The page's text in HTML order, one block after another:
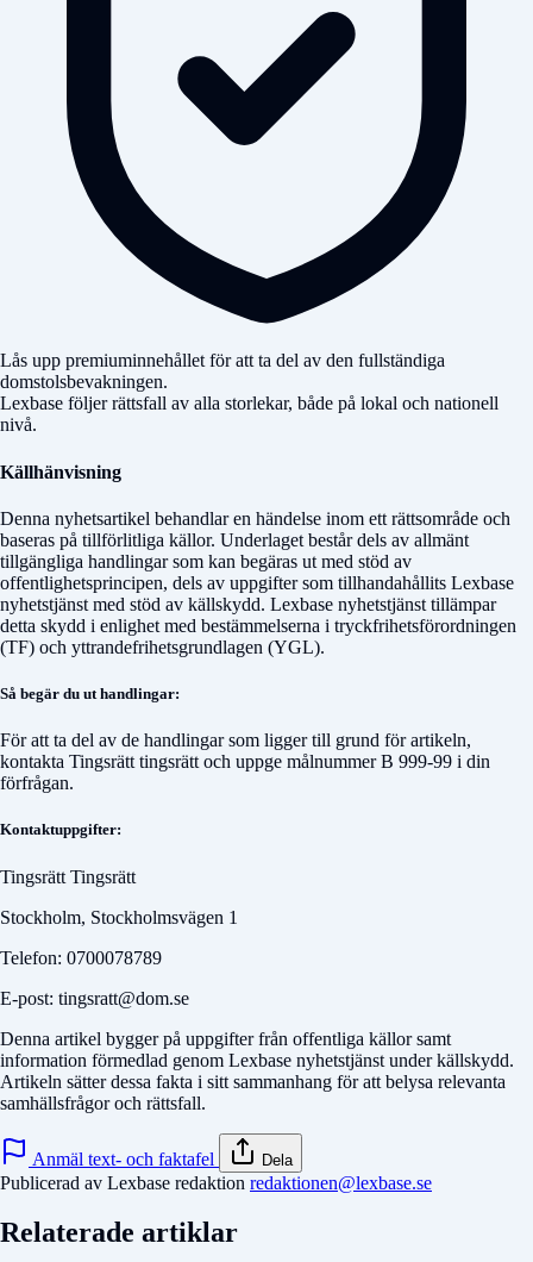
Lås upp premiuminnehållet för att ta del av den fullständiga
domstolsbevakningen.
Lexbase följer rättsfall av alla storlekar, både på lokal och nationell
nivå.
Källhänvisning
Denna nyhetsartikel behandlar en händelse inom ett rättsområde och
baseras på tillförlitliga källor. Underlaget består dels av allmänt
tillgängliga handlingar som kan begäras ut med stöd av
offentlighetsprincipen, dels av uppgifter som tillhandahållits Lexbase
nyhetstjänst med stöd av källskydd. Lexbase nyhetstjänst tillämpar
detta skydd i enlighet med bestämmelserna i tryckfrihetsförordningen
(TF) och yttrandefrihetsgrundlagen (YGL).
Så begär du ut handlingar:
För att ta del av de handlingar som ligger till grund för artikeln,
kontakta Tingsrätt tingsrätt och uppge målnummerB 999-99 i din
förfrågan.
Kontaktuppgifter:
Tingsrätt Tingsrätt
Stockholm, Stockholmsvägen 1
Telefon: 0700078789
E-post: tingsratt@dom.se
Denna artikel bygger på uppgifter från offentliga källor samt
information förmedlad genom Lexbase nyhetstjänst under källskydd.
Artikeln sätter dessa fakta i sitt sammanhang för att belysa relevanta
samhällsfrågor och rättsfall.
Anmäl text- och faktafel Dela
Publicerad av Lexbase redaktion redaktionen@lexbase.se
Relaterade artiklar